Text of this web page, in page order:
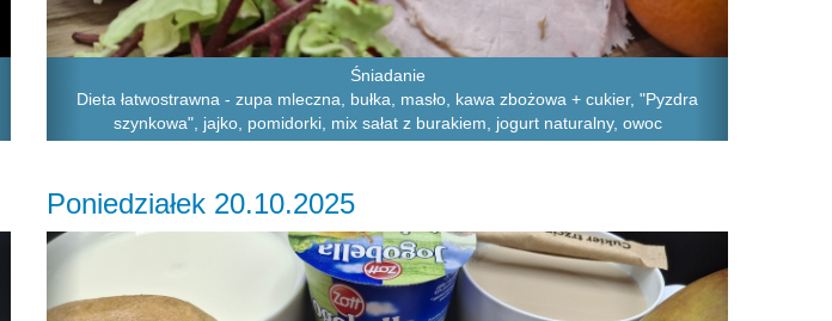
Śniadanie
Dieta łatwostrawna - zupa mleczna, bułka, masło, kawa zbożowa + cukier, "Pyzdra
szynkowa", jajko, pomidorki, mix sałat z burakiem, jogurt naturalny, owoc
Poniedziałek 20.10.2025
Previous